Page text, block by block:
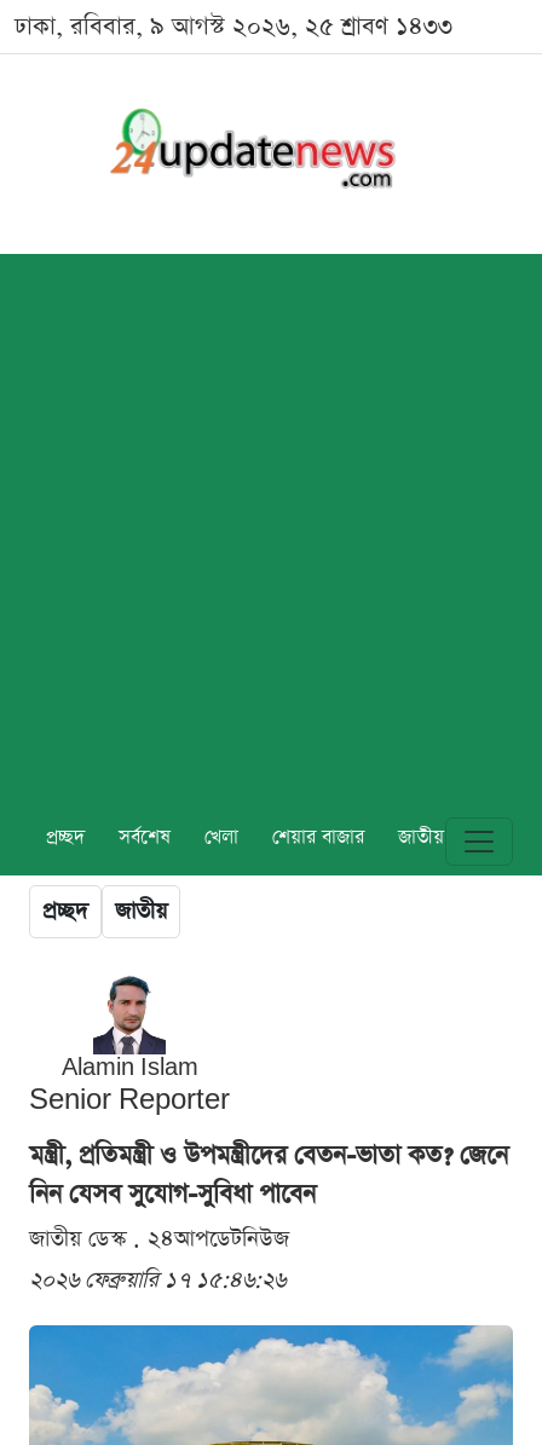
ঢাকা, রবিবার, ৯ আগস্ট ২০২৬, ২৫ শ্রাবণ ১৪৩৩
প্রচ্ছদ সর্বশেষ খেলা শেয়ার বাজার জাতীয় বিশ্ব
প্রচ্ছদ জাতীয়
Alamin Islam
Senior Reporter
মন্ত্রী, প্রতিমন্ত্রী ও উপমন্ত্রীদের বেতন-ভাতা কত? জেনে
নিন যেসব সুযোগ-সুবিধা পাবেন
জাতীয় ডেস্ক . ২৪আপডেটনিউজ
২০২৬ ফেব্রুয়ারি ১৭ ১৫:৪৬:২৬